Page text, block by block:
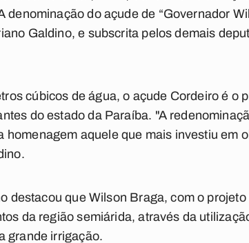
denominação do açude de “Governador
Galdino, e subscrita pelos demais
cúbicos de água, o açude Cordeiro é o
do estado da Paraíba. "A
homenagem aquele que mais investiu em
destacou que Wilson Braga, com o
da região semiárida, através da
grande irrigação.